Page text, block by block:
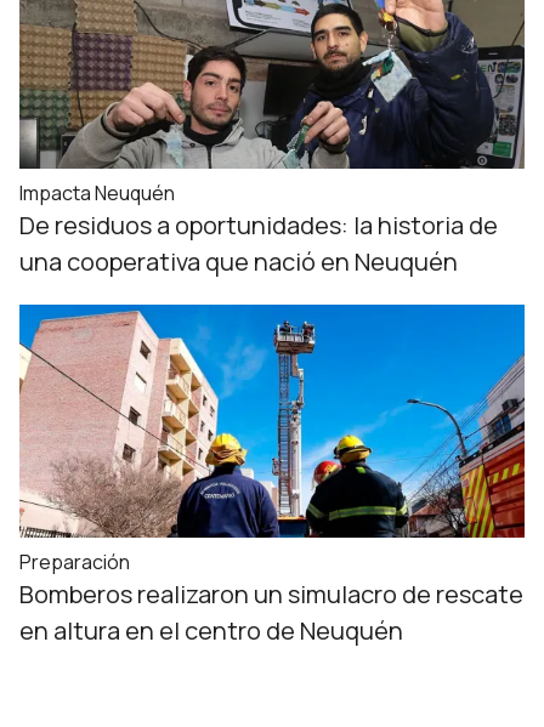
Impacta Neuquén
De residuos a oportunidades: la historia de
una cooperativa que nació en Neuquén
Preparación
Bomberos realizaron un simulacro de rescate
en altura en el centro de Neuquén